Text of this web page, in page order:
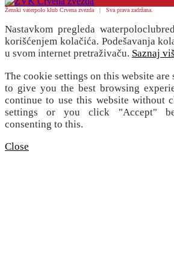
Ženski vaterpolo klub Crvena zvezda | Sva prava zadržana.
Nastavkom pregleda
korišćenjem kolačića. Podešavanja
u svom internet pretraživaču. Saznaj
The cookie settings on this website
to give you the best browsing
continue to use this website without
settings or you click "Accept"
consenting to this.
Close